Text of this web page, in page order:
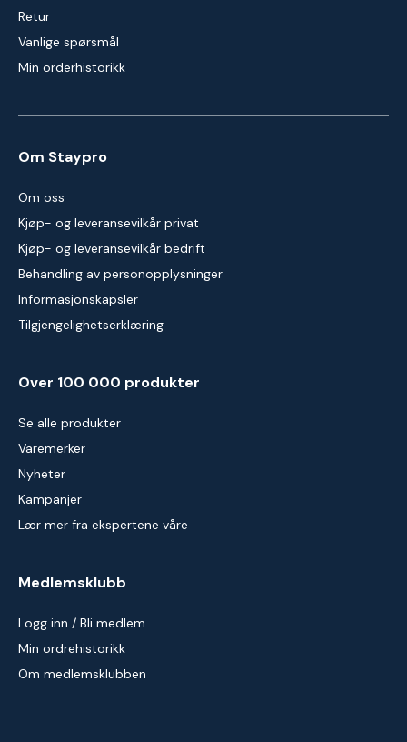
Retur
Vanlige spørsmål
Min orderhistorikk
Om Staypro
Om oss
Kjøp- og leveransevilkår privat
Kjøp- og leveransevilkår bedrift
Behandling av personopplysninger
Informasjonskapsler
Tilgjengelighetserklæring
Over 100 000 produkter
Se alle produkter
Varemerker
Nyheter
Kampanjer
Lær mer fra ekspertene våre
Medlemsklubb
Logg inn / Bli medlem
Min ordrehistorikk
Om medlemsklubben